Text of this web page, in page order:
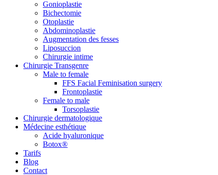
Gonioplastie
Bichectomie
Otoplastie
Abdominoplastie
Augmentation des fesses
Liposuccion
Chirurgie intime
Chirurgie Transgenre
Male to female
FFS Facial Feminisation surgery
Frontoplastie
Female to male
Torsoplastie
Chirurgie dermatologique
Médecine esthétique
Acide hyaluronique
Botox®
Tarifs
Blog
Contact